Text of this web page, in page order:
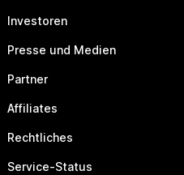
Investoren
Presse und Medien
Partner
Affiliates
Rechtliches
Service-Status